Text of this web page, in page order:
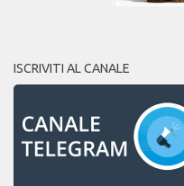
ISCRIVITI AL CANALE